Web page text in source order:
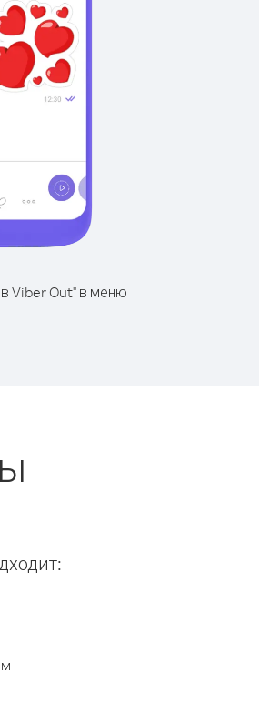
Viber Out" в меню